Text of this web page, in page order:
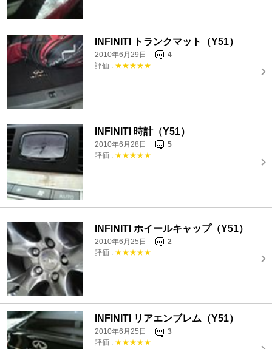
INFINITI トランクマット（Y51）
2010年6月29日
4
評価 : ★★★★★
INFINITI 時計（Y51）
2010年6月28日
5
評価 : ★★★★★
INFINITI ホイールキャップ（Y51）
2010年6月25日
2
評価 : ★★★★★
INFINITI リアエンブレム（Y51）
2010年6月25日
3
評価 : ★★★★★